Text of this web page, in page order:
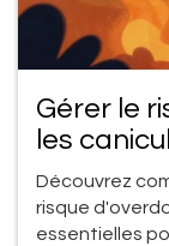
Gérer le
les
Découvrez
risque
essentielles